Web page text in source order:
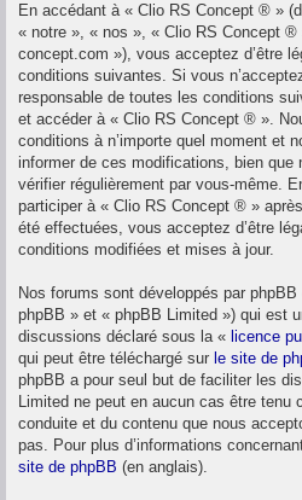
En accédant à « Clio RS Concept ® »
« notre », « nos », « Clio RS Concept
concept.com »), vous acceptez d’être
conditions suivantes. Si vous
responsable de toutes les conditions
et accéder à « Clio RS Concept ® ».
conditions à n’importe quel moment et
informer de ces modifications, bien que
vérifier régulièrement par vous-même.
participer à « Clio RS Concept ® »
été effectuées, vous acceptez d’être
conditions modifiées et mises à jour.
Nos forums sont développés par
phpBB » et « phpBB Limited ») qui est
discussions déclaré sous la « licence
qui peut être téléchargé sur le site de
phpBB a pour seul but de faciliter les
Limited ne peut en aucun cas être tenu
conduite et du contenu que nous
pas. Pour plus d’informations
site de phpBB (en anglais).